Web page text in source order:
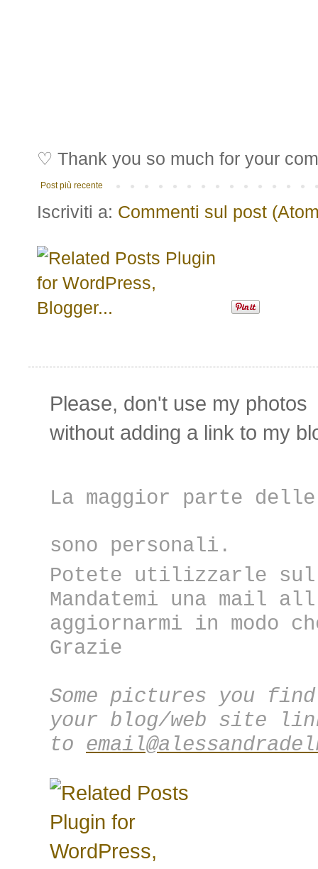
♡ Thank you so much for your
Post più recente
Iscriviti a: Commenti sul post
Please, don't use my photos
without adding a link to my
La maggior parte
sono personali.
Potete utilizzarle
Mandatemi una mail
aggiornarmi in modo
Grazie
Some pictures you
your blog/web site
to